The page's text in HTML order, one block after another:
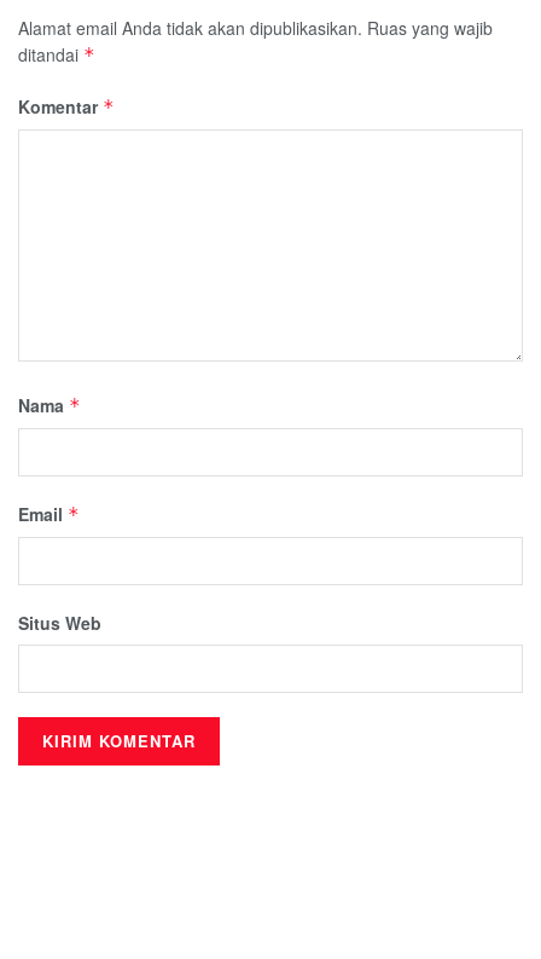
Alamat email Anda tidak akan dipublikasikan. Ruas yang wajib
ditandai *
Komentar *
Nama *
Email *
Situs Web